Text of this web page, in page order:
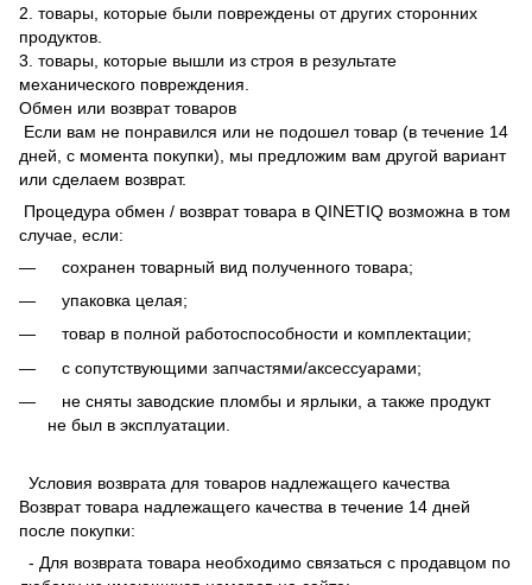
2. товары, которые были повреждены от других сторонних
продуктов.
3. товары, которые вышли из строя в результате
механического повреждения.
Обмен или возврат товаров
Если вам не понравился или не подошел товар (в течение 14
дней, с момента покупки), мы предложим вам другой вариант
или сделаем возврат.
Процедура обмен / возврат товара в QINETIQ возможна в том
случае, если:
сохранен товарный вид полученного товара;
упаковка целая;
товар в полной работоспособности и комплектации;
с сопутствующими запчастями/аксессуарами;
не сняты заводские пломбы и ярлыки, а также продукт
не был в эксплуатации.
Условия возврата для товаров надлежащего качества
Возврат товара надлежащего качества в течение 14 дней
после покупки:
- Для возврата товара необходимо связаться с продавцом по